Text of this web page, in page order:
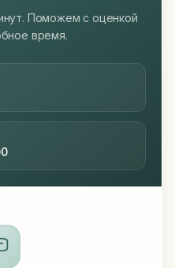
Поможем с оценкой
время.